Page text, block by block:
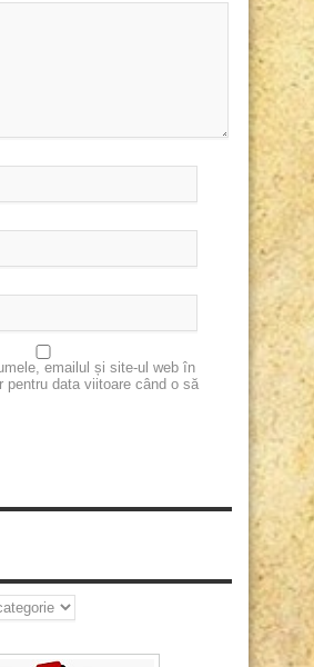
emailul și site-ul web în
pentru data viitoare când o să